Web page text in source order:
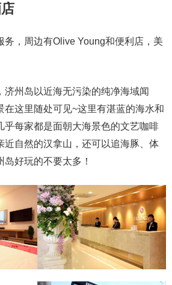
务，周边有Olive Young和便利店，美
济州岛以近海无污染的纯净海域闻
在这里随处可见~这里有湛蓝的海水和
乎每家都是面朝大海景色的文艺咖啡
近自然的汉拿山，还可以追海豚、体
好玩的不要太多！